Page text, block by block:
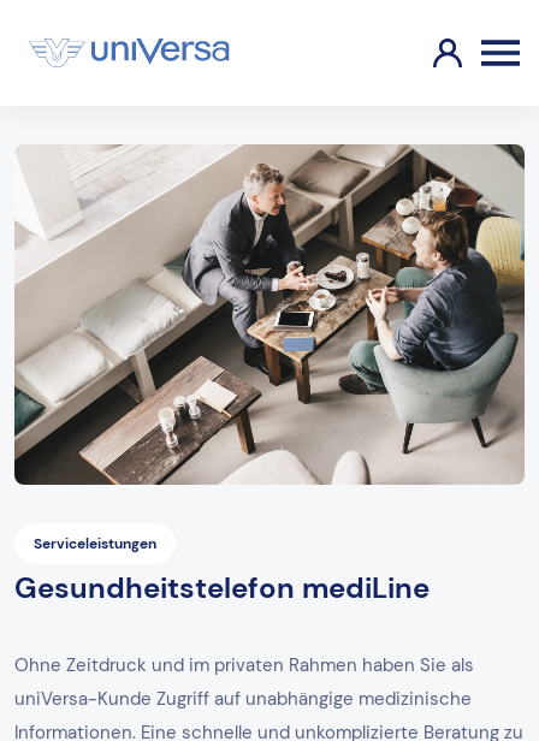
Serviceleistungen
Gesundheitstelefon mediLine
Ohne Zeitdruck und im privaten Rahmen haben Sie als
uniVersa-Kunde Zugriff auf unabhängige medizinische
Informationen. Eine schnelle und unkomplizierte Beratung zu